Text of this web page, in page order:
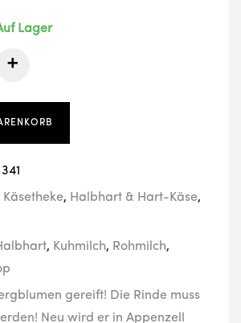
Lager
+
341
Käsetheke, Halbhart & Hart-Käse,
, Kuhmilch, Rohmilch,
gereift! Die Rinde muss
Neu wird er in Appenzell